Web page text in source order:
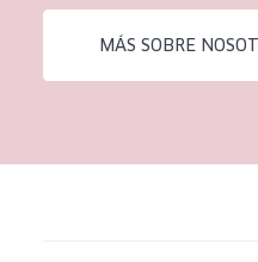
MÁS SOBRE